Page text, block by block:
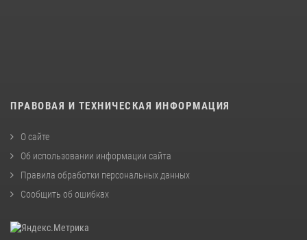
ПРАВОВАЯ И ТЕХНИЧЕСКАЯ ИНФОРМАЦИЯ
О сайте
Об использовании информации сайта
Правила обработки персональных данных
Сообщить об ошибках